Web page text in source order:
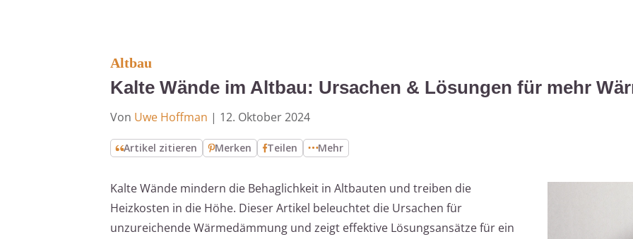
Altbau
Kalte Wände im Altbau: Ursachen & Lösungen für mehr
Von Uwe Hoffman | 12. Oktober 2024
Artikel zitieren Merken Teilen Mehr
Kalte Wände mindern die Behaglichkeit in Altbauten und treiben die
Heizkosten in die Höhe. Dieser Artikel beleuchtet die Ursachen für
unzureichende Wärmedämmung und zeigt effektive Lösungsansätze für ein